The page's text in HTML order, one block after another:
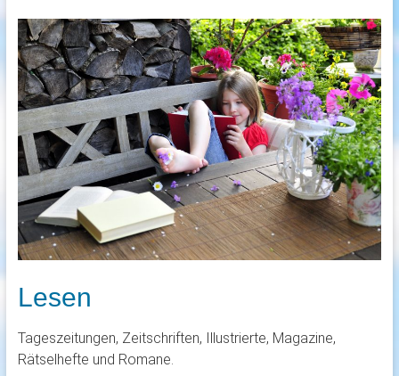
Lesen
Tageszeitungen, Zeitschriften, Illustrierte, Magazine,
Rätselhefte und Romane.